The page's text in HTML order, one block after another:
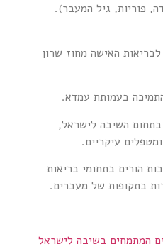
פוריות, גיל המעבר).
האישה מחוז שרון
בעמותת עמדא.
השיבה לישראל,
עיקריים.
הורים בתחומי בריאות
בתקופות של מעברים.
המתמחים בשיבה לישראל